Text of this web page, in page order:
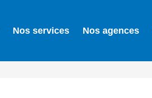
Nos services Nos agences